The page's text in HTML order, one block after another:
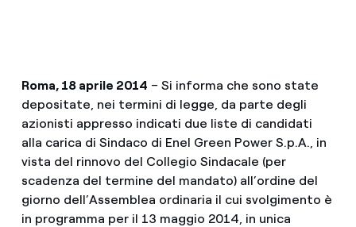
Roma, 18 aprile 2014 – Si informa che sono state
depositate, nei termini di legge, da parte degli
azionisti appresso indicati due liste di candidati
alla carica di Sindaco di Enel Green Power S.p.A., in
vista del rinnovo del Collegio Sindacale (per
scadenza del termine del mandato) all’ordine del
giorno dell’Assemblea ordinaria il cui svolgimento è
in programma per il 13 maggio 2014, in unica